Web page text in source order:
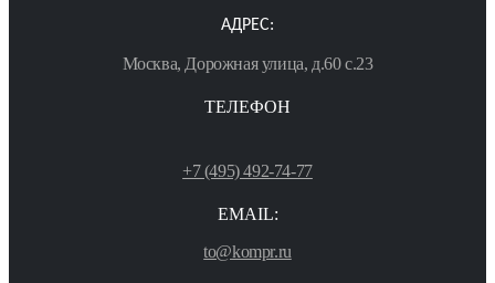
АДРЕС:
Москва, Дорожная улица, д.60 с.23
ТЕЛЕФОН
+7 (495) 492-74-77
EMAIL:
to@kompr.ru